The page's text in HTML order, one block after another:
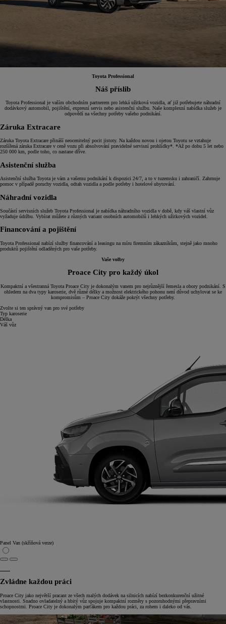
Toyota Professional
Náš příslib
Toyota Professional je vaším obchodním partnerem pro lehká užitková vozidla, ať již potřebujete náhradní
dodávkový automobil, pojištění, expresní servis nebo asistenční službu. Naše komplexní nabídka služeb je
odpovědí na všechny potřeby vašeho podnikání.
Záruka Extracare
Záruka Toyota Extracare přináší neocenitelný pocit jistoty. Na každou novou i ojetou Toyotu se vztahuje
rozšířená záruka Extracare v ceně vozu při absolvování pravidelné servisní prohlídky*. *Až po dobu 5 let nebo
250 000 km, podle toho, co nastane dříve.
Asistenční služba
Asistenční služba Toyota je vám a vašemu podnikání k dispozici 24/7, a to v tuzemsku i zahraničí. Zahrnuje
pomoc v případě poruchy vozidla, odtah vozidla a podle potřeby i hotelové ubytování.
Náhradní vozidla
Součástí servisních služeb Toyota Professional je nabídka náhradního vozidla v době, kdy váš vlastní vůz
vyžaduje údržbu. Vybírat můžete z různých variant osobních automobilů i lehkých užitkových vozidel.
Financování a pojištění
Toyota Professional nabízí služby financování a leasingu na míru firemním zákazníkům, stejně jako mnoho
produktů pojištění odladěných pro vaše potřeby.
Vaše volby
Proace City pro každý úkol
Kompaktní a všestranná Toyota Proace City je dokonalým vanem pro nejrůznější řemesla a obory podnikání. S
ohledem na dva typy karoserie, dvě různé délky a možnost elektrického pohonu není důvod uchylovat se ke
kompromisům – Proace City dokáže pokrýt všechny potřeby.
Zvolte si ten správný van pro své potřeby
Typ karoserie
Délka
Váš vůz
Panel Van (skříňová verze)
Zvládne každou práci
Proace City jako největší pracant ze všech malých dodávek na silnicích nabízí bezkonkurenční užitné
vlastnosti. Snadno ovladatelný a hbitý vůz spojuje kompaktní rozměry s pozoruhodnými přepravními
schopnostmi. Proace City je dokonalým parťákem pro každou práci, za rohem i daleko od vás.